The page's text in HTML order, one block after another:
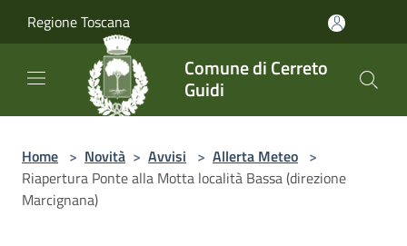
Regione Toscana
Comune di Cerreto
Guidi
Home > Novità > Avvisi > Allerta Meteo >
Riapertura Ponte alla Motta località Bassa (direzione
Marcignana)